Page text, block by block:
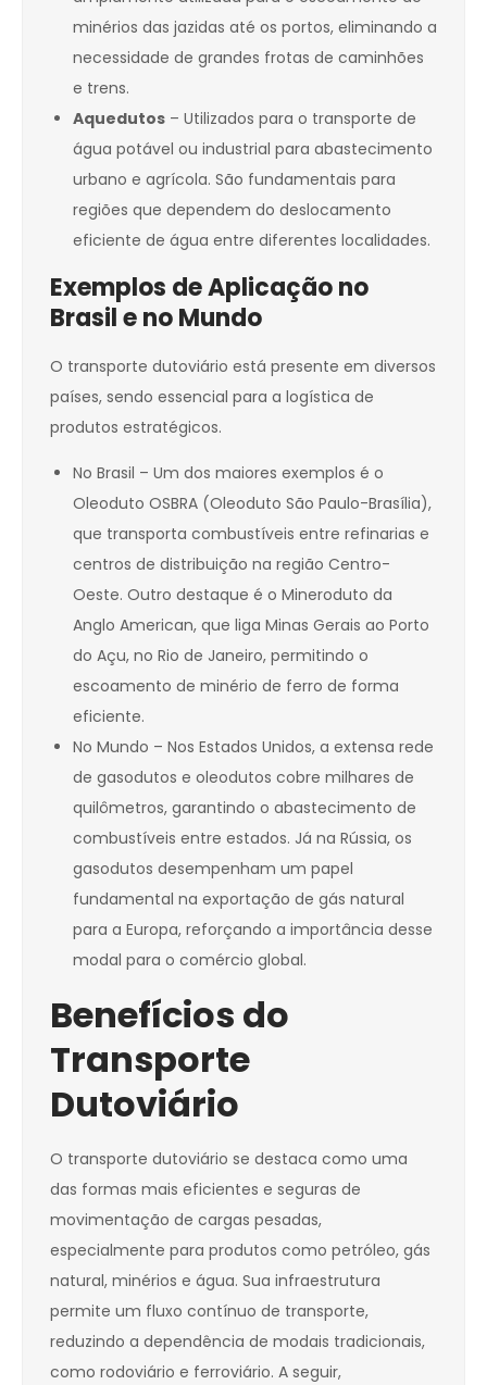
minérios das jazidas até os portos, eliminando a
necessidade de grandes frotas de caminhões
e trens.
Aquedutos – Utilizados para o transporte de
água potável ou industrial para abastecimento
urbano e agrícola. São fundamentais para
regiões que dependem do deslocamento
eficiente de água entre diferentes localidades.
Exemplos de Aplicação no
Brasil e no Mundo
O transporte dutoviário está presente em diversos
países, sendo essencial para a logística de
produtos estratégicos.
No Brasil – Um dos maiores exemplos é o
Oleoduto OSBRA (Oleoduto São Paulo-Brasília),
que transporta combustíveis entre refinarias e
centros de distribuição na região Centro-
Oeste. Outro destaque é o Mineroduto da
Anglo American, que liga Minas Gerais ao Porto
do Açu, no Rio de Janeiro, permitindo o
escoamento de minério de ferro de forma
eficiente.
No Mundo – Nos Estados Unidos, a extensa rede
de gasodutos e oleodutos cobre milhares de
quilômetros, garantindo o abastecimento de
combustíveis entre estados. Já na Rússia, os
gasodutos desempenham um papel
fundamental na exportação de gás natural
para a Europa, reforçando a importância desse
modal para o comércio global.
Benefícios do
Transporte
Dutoviário
O transporte dutoviário se destaca como uma
das formas mais eficientes e seguras de
movimentação de cargas pesadas,
especialmente para produtos como petróleo, gás
natural, minérios e água. Sua infraestrutura
permite um fluxo contínuo de transporte,
reduzindo a dependência de modais tradicionais,
como rodoviário e ferroviário. A seguir,